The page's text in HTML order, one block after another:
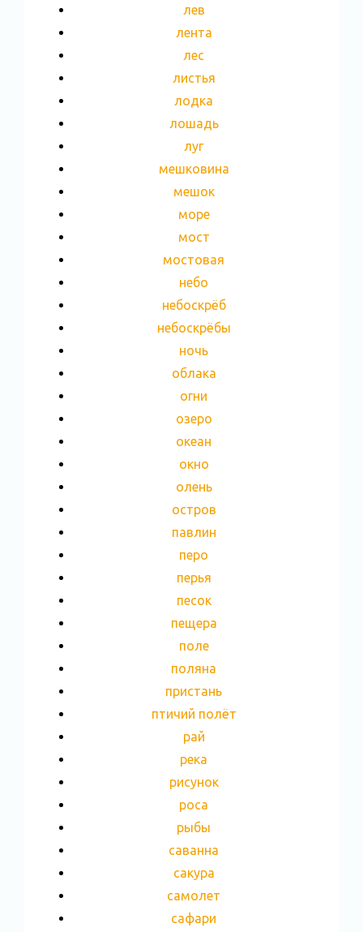
лев
лента
лес
листья
лодка
лошадь
луг
мешковина
мешок
море
мост
мостовая
небо
небоскрёб
небоскрёбы
ночь
облака
огни
озеро
океан
окно
олень
остров
павлин
перо
перья
песок
пещера
поле
поляна
пристань
птичий полёт
рай
река
рисунок
роса
рыбы
саванна
сакура
самолет
сафари